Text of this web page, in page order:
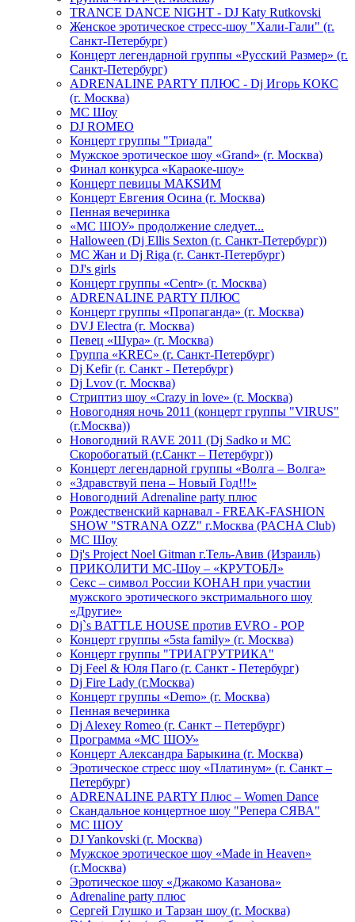
TRANCE DANCE NIGHT - DJ Katy Rutkovski
Женское эротическое стресс-шоу "Хали-Гали" (г.
Санкт-Петербург)
Концерт легендарной группы «Русский Размер» (г.
Санкт-Петербург)
ADRENALINE PARTY ПЛЮС - Dj Игорь КОКС
(г. Москва)
MC Шоу
DJ ROMEO
Концерт группы "Триада"
Мужское эротическое шоу «Grand» (г. Москва)
Финал конкурса «Караоке-шоу»
Концерт певицы МАКSИМ
Концерт Евгения Осина (г. Москва)
Пенная вечеринка
«МС ШОУ» продолжение следует...
Halloween (Dj Ellis Sexton (г. Санкт-Петербург))
МС Жан и Dj Riga (г. Санкт-Петербург)
DJ's girls
Концерт группы «Centr» (г. Москва)
ADRENALINE PARTY ПЛЮС
Концерт группы «Пропаганда» (г. Москва)
DVJ Electra (г. Москва)
Певец «Шура» (г. Москва)
Группа «KREC» (г. Санкт-Петербург)
Dj Kefir (г. Санкт - Петербург)
Dj Lvov (г. Москва)
Стриптиз шоу «Crazy in love» (г. Москва)
Новогодняя ночь 2011 (концерт группы "VIRUS"
(г.Москва))
Новогодний RAVE 2011 (Dj Sadko и MC
Скоробогатый (г.Санкт – Петербург))
Концерт легендарной группы «Волга – Волга»
«Здравствуй пена – Новый Год!!!»
Новогодний Adrenaline party плюс
Рождественский карнавал - FREAK-FASHION
SHOW "STRANA OZZ" г.Москва (PACHA Club)
MC Шоу
Dj's Project Noel Gitman г.Тель-Авив (Израиль)
ПРИКОЛИТИ МС-Шоу – «КРУТОБЛ»
Секс – символ России КОНАН при участии
мужского эротического экстримального шоу
«Другие»
Dj`s BATTLE HOUSE против EVRO - POP
Концерт группы «5sta family» (г. Москва)
Концерт группы "ТРИАГРУТРИКА"
Dj Feel & Юля Паго (г. Санкт - Петербург)
Dj Fire Lady (г.Москва)
Концерт группы «Demo» (г. Москва)
Пенная вечеринка
Dj Alexey Romeo (г. Санкт – Петербург)
Программа «МС ШОУ»
Концерт Александра Барыкина (г. Москва)
Эротическое стресс шоу «Платинум» (г. Санкт –
Петербург)
ADRENALINE PARTY Плюс – Women Dance
Скандальное концертное шоу "Репера СЯВА"
МС ШОУ
DJ Yankovski (г. Москва)
Мужское эротическое шоу «Made in Heaven»
(г.Москва)
Эротическое шоу «Джакомо Казанова»
Adrenaline party плюс
Сергей Глушко и Тарзан шоу (г. Москва)